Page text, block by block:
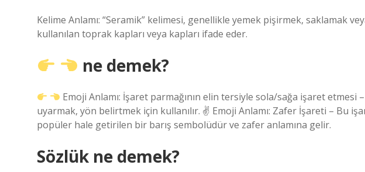
Kelime Anlamı: “Seramik” kelimesi, genellikle yemek pişirmek, saklamak
kullanılan toprak kapları veya kapları ifade eder.
ne demek?
Emoji Anlamı: İşaret parmağının elin tersiyle sola/sağa işaret etmesi
uyarmak, yön belirtmek için kullanılır. ✌ Emoji Anlamı: Zafer İşareti – Bu
popüler hale getirilen bir barış sembolüdür ve zafer anlamına gelir.
Sözlük ne demek?